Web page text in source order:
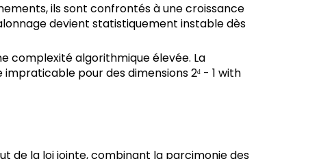
ils sont confrontés à une croissance
devient statistiquement instable dès
complexité algorithmique élevée. La
pour des dimensions 2ᵈ - 1 with
de la loi jointe, combinant la parcimonie des